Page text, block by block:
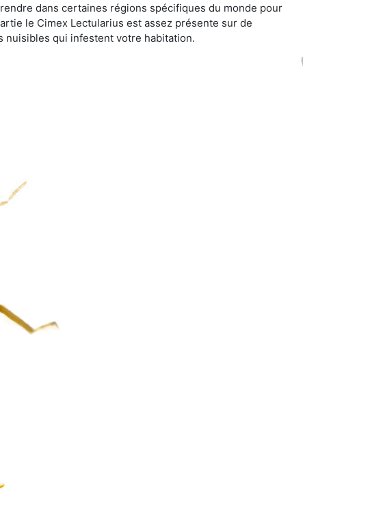
dans certaines régions spécifiques du monde pour
le Cimex Lectularius est assez présente sur de
qui infestent votre habitation.